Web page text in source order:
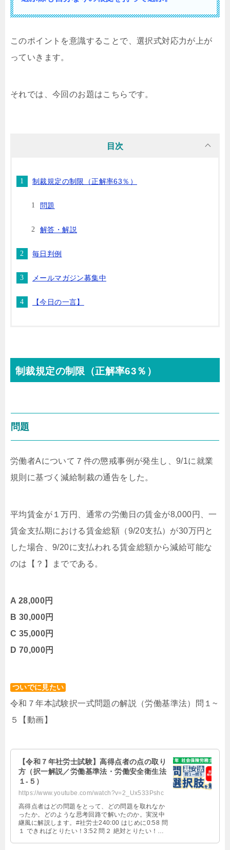
このポイントを意識することで、選択式対応力が上が
っていきます。
それでは、今回のお題はこちらです。
目次
制裁規定の制限（正解率63％）
問題
解答・解説
毎日判例
メールマガジン募集中
【今日の一言】
制裁規定の制限 （正解率63％）
問題
労働者Aについて７件の懲戒事例が発生し、9/1に就業
規則に基づく減給制裁の通告をした。
平均賃金が１万円、通常の労働日の賃金が8,000円、一
賃金支払期における賃金総額（9/20支払）が30万円と
した場合、9/20に支払われる賃金総額から減給可能な
のは【？】までである。
A 28,000円
B 30,000円
C 35,000円
D 70,000円
ついでに見たい
令和７年本試験択一式問題の解説（労働基準法）問１~
５【動画】
【令和７年社労士試験】高得点者の点の取り
方（択一解説／労働基準法・労働安全衛生法
１-５）
https://www.youtube.com/watch?v=2_Ux533Pshc
高得点者はどの問題をとって、どの問題を取れなか
ったか。どのような思考回路で解いたのか。実況中
継風に解説します。#社労士240:00 はじめに0:58 問
１ できればとりたい！3:52 問２ 絶対とりたい！